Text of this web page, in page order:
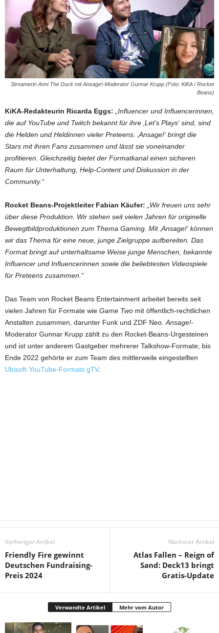
Streamerin Anni The Duck mit Ansage!-Moderator Gunnar Krupp (Foto: KiKA / Rocket
Beans)
KiKA-Redakteurin Ricarda Eggs: „Influencer und Influencerinnen,
die auf YouTube und Twitch bekannt für ihre ‚Let’s Plays‘ sind, sind
die Helden und Heldinnen vieler Preteens. ‚Ansage!‘ bringt die
Stars mit ihren Fans zusammen und lässt sie voneinander
profitieren. Gleichzeitig bietet der Formatkanal einen sicheren
Raum für Unterhaltung, Help-Content und Diskussion in der
Community.“
Rocket Beans-Projektleiter Fabian Käufer: „Wir freuen uns sehr
über diese Produktion. Wir stehen seit vielen Jahren für originelle
Bewegtbildproduktionen zum Thema Gaming. Mit ‚Ansage!‘ können
wir das Thema für eine neue, junge Zielgruppe aufbereiten. Das
Format bringt auf unterhaltsame Weise junge Menschen, bekannte
Influencer und Influencerinnen sowie die beliebtesten Videospiele
für Preteens zusammen.“
Das Team von Rocket Beans Entertainment arbeitet bereits seit
vielen Jahren für Formate wie Game Two mit öffentlich-rechtlichen
Anstalten zusammen, darunter Funk und ZDF Neo.Ansage!-
Moderator Gunnar Krupp zählt zu den Rocket-Beans-Urgesteinen
und ist unter anderem Gastgeber mehrerer Talkshow-Formate; bis
Ende 2022 gehörte er zum Team des mittlerweile eingestellten
Ubisoft-YouTube-Formats gTV.
Vorheriger Artikel
Friendly Fire gewinnt
Deutschen Fundraising-
Preis 2024
Nächster Artikel
Atlas Fallen – Reign of
Sand: Deck13 bringt
Gratis-Update
Verwandte Artikel Mehr vom Autor